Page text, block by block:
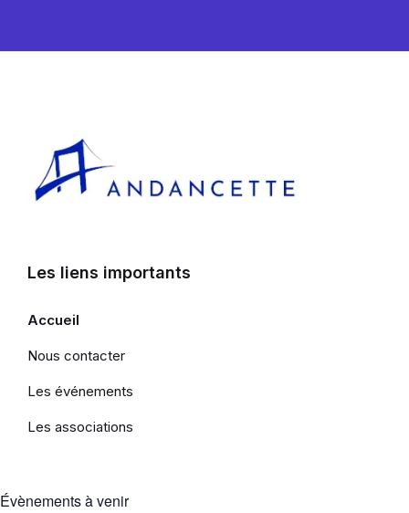
Les liens importants
Accueil
Nous contacter
Les événements
Les associations
Évènements à venir